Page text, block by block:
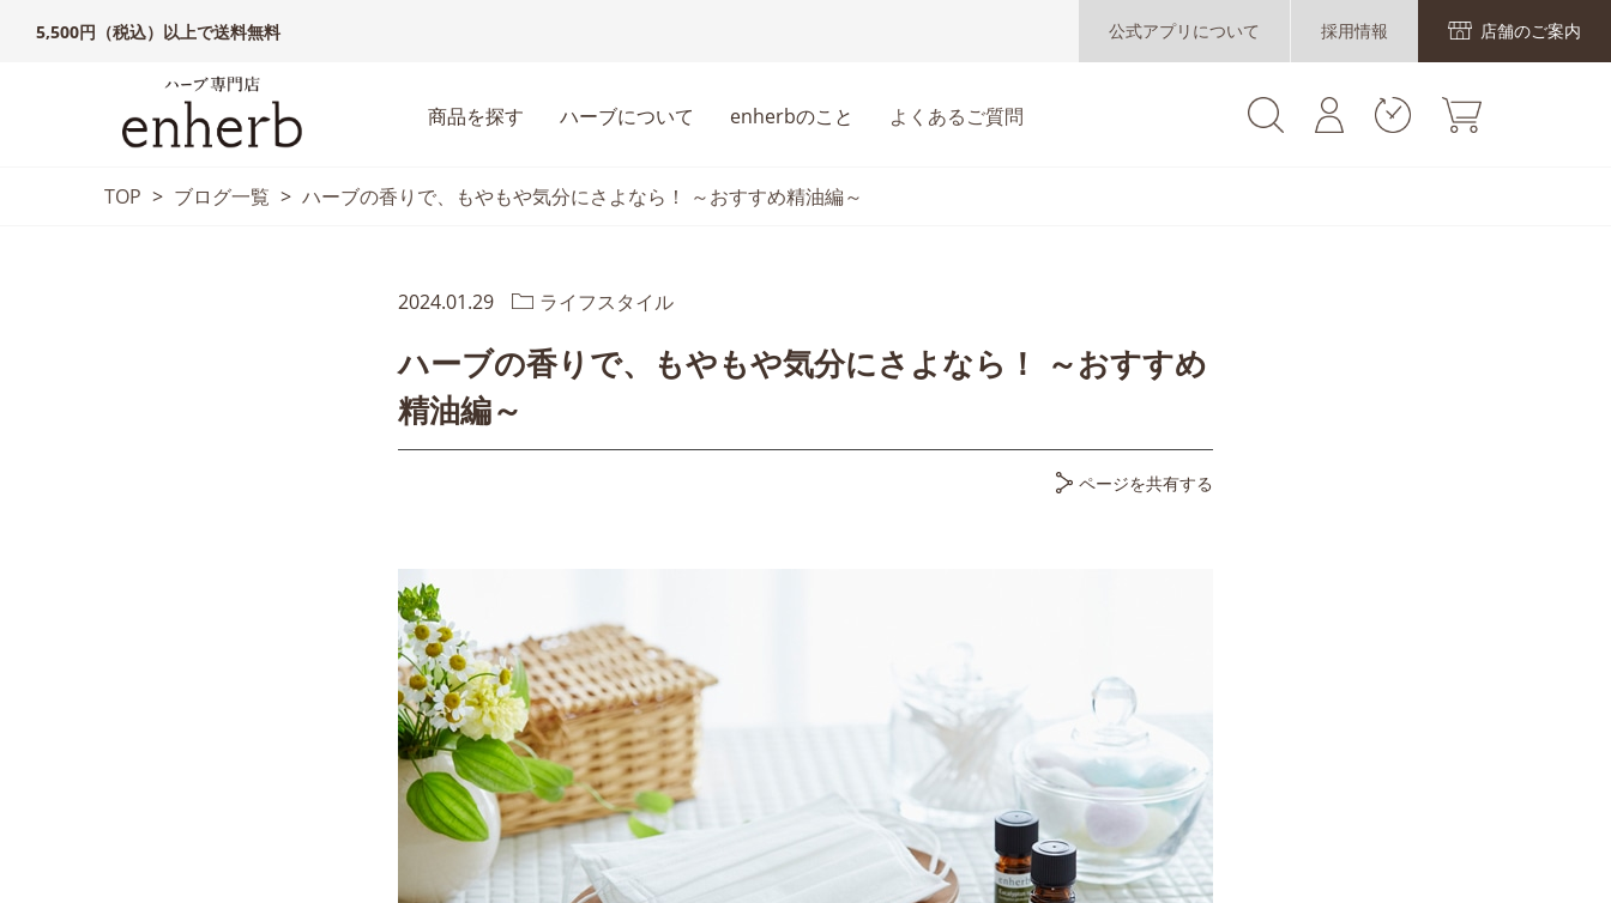
5,500円（税込）以上で送料無料 公式アプリについて 採用情報 店舗のご案内
商品を探す ハーブについて enherbのこと よくあるご質問
TOP > ブログ一覧 > ハーブの香りで、もやもや気分にさよなら！ ～おすすめ精油編～
2024.01.29 ライフスタイル
ハーブの香りで、もやもや気分にさよなら！ ～おすすめ
精油編～
ページを共有する